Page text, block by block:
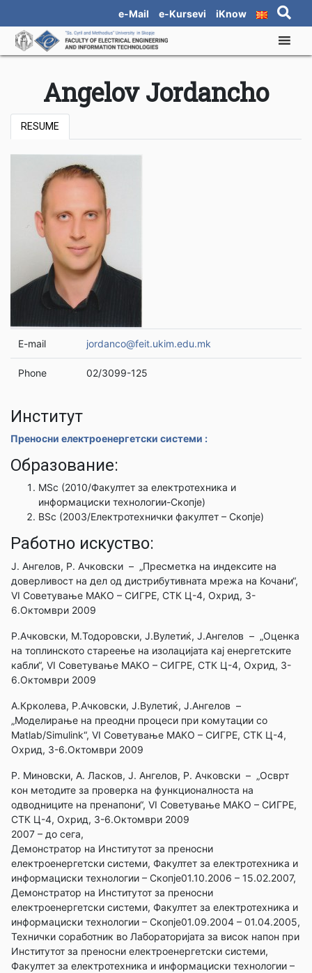
e-Mail e-Kursevi iKnow
Angelov Jordancho
RESUME
E-mail jordanco@feit.ukim.edu.mk
Phone 02/3099-125
Институт
Преносни електроенергетски системи :
Образование:
MSc (2010/Факултет за електротехника и
информациски технологии-Скопје)
BSc (2003/Електротехнички факултет – Скопје)
Работно искуство:
Ј. Ангелов, Р. Ачковски – „Пресметка на индексите на
доверливост на дел од дистрибутивната мрежа на Кочани“,
VI Советување МАКО – СИГРЕ, СТК Ц-4, Охрид, 3-
6.Октомври 2009
Р.Ачковски, М.Тодоровски, Ј.Вулетиќ, Ј.Ангелов – „Оценка
на топлинското стареење на изолацијата кај енергетските
кабли“, VI Советување МАКО – СИГРЕ, СТК Ц-4, Охрид, 3-
6.Октомври 2009
А.Крколева, Р.Ачковски, Ј.Вулетиќ, Ј.Ангелов –
„Моделирање на преодни процеси при комутации со
Matlab/Simulink“, VI Советување МАКО – СИГРЕ, СТК Ц-4,
Охрид, 3-6.Октомври 2009
Р. Миновски, А. Ласков, Ј. Ангелов, Р. Ачковски – „Осврт
кон методите за проверка на функционалноста на
одводниците на пренапони“, VI Советување МАКО – СИГРЕ,
СТК Ц-4, Охрид, 3-6.Октомври 2009
2007 – до сега,
Демонстратор на Институтот за преносни
електроенергетски системи, Факултет за електротехника и
информациски технологии – Скопје01.10.2006 – 15.02.2007,
Демонстратор на Институтот за преносни
електроенергетски системи, Факултет за електротехника и
информациски технологии – Скопје01.09.2004 – 01.04.2005,
Технички соработник во Лабораторијата за висок напон при
Институтот за преносни електроенергетски системи,
Факултет за електротехника и информациски технологии –